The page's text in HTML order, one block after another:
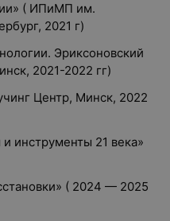
( ИПиМП им.
2021 г)
Эриксоновский
2021-2022 гг)
Центр, Минск, 2022
инструменты 21 века»
( 2024 — 2025